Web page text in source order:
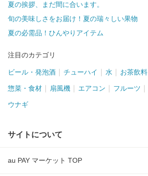
夏の挨拶、まだ間に合います。
旬の美味しさをお届け！夏の瑞々しい果物
夏の必需品！ひんやりアイテム
注目のカテゴリ
ビール・発泡酒 チューハイ 水 お茶飲料
惣菜・食材 扇風機 エアコン フルーツ
ウナギ
サイトについて
au PAY マーケット TOP